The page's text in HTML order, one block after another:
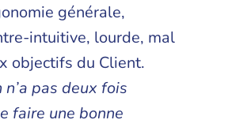
générale,
intuitive, lourde, mal
objectifs du Client.
n’a pas deux fois
faire une bonne